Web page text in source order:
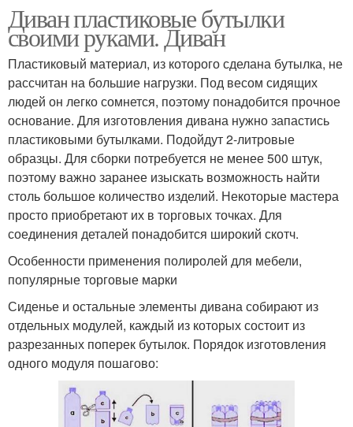
Диван пластиковые бутылки
своими руками. Диван
Пластиковый материал, из которого сделана бутылка, не
рассчитан на большие нагрузки. Под весом сидящих
людей он легко сомнется, поэтому понадобится прочное
основание. Для изготовления дивана нужно запастись
пластиковыми бутылками. Подойдут 2-литровые
образцы. Для сборки потребуется не менее 500 штук,
поэтому важно заранее изыскать возможность найти
столь большое количество изделий. Некоторые мастера
просто приобретают их в торговых точках. Для
соединения деталей понадобится широкий скотч.
Особенности применения полиролей для мебели,
популярные торговые марки
Сиденье и остальные элементы дивана собирают из
отдельных модулей, каждый из которых состоит из
разрезанных поперек бутылок. Порядок изготовления
одного модуля пошагово: